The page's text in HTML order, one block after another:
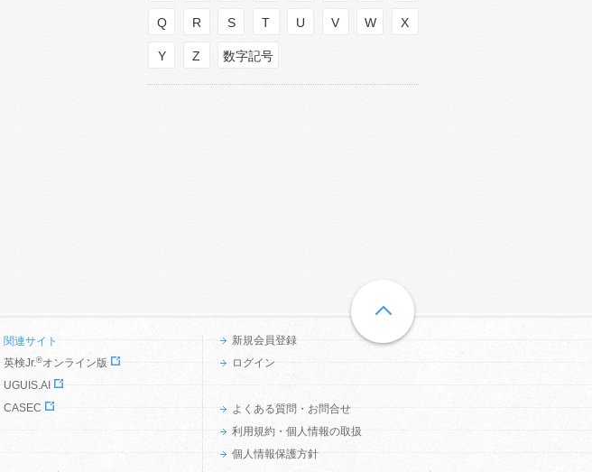
Q R S T U V W X
Y Z 数字記号
関連サイト
英検Jr.®オンライン版
UGUIS.AI
CASEC
新規会員登録
ログイン
よくある質問・お問合せ
利用規約・個人情報の取扱
個人情報保護方針